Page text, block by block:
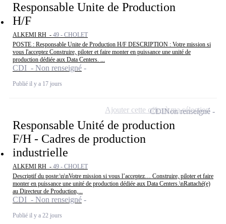
Responsable Unite de Production
H/F
ALKEMI RH - 49 - CHOLET
POSTE : Responsable Unite de Production H/F DESCRIPTION : Votre mission si
vous l'acceptez Construire, piloter et faire monter en puissance une unité de
production dédiée aux Data Centers. ...
CDI - Non renseigné
Publié il y a 17 jours
Responsable Unité de production
F/H - Cadres de production
industrielle
ALKEMI RH - 49 - CHOLET
Descriptif du poste:\n\nVotre mission si vous l’acceptez… Construire, piloter et faire
monter en puissance une unité de production dédiée aux Data Centers.\nRattaché(e)
au Directeur de Production,...
CDI - Non renseigné
Publié il y a 22 jours
CDINon renseigné
Ajouter cette offre à ma sélection